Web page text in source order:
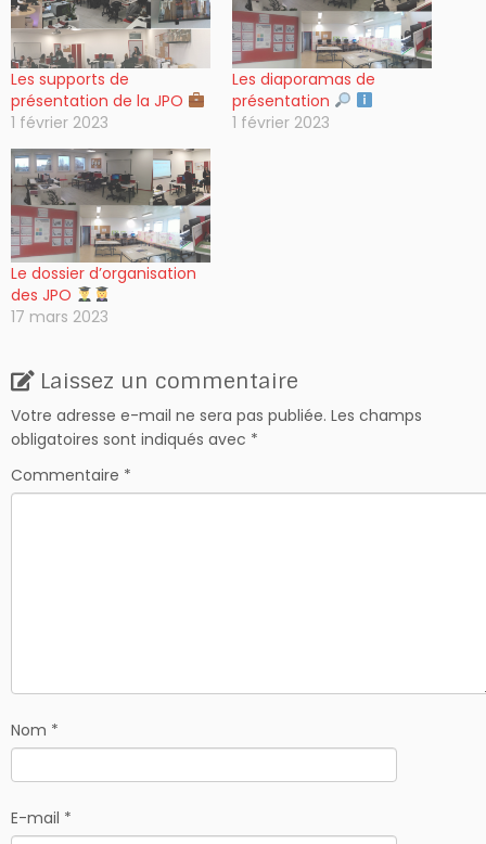
Les supports de
présentation de la JPO
1 février 2023
Les diaporamas de
présentation
1 février 2023
Le dossier d’organisation
des JPO
17 mars 2023
Laissez un commentaire
Votre adresse e-mail ne sera pas publiée. Les champs
obligatoires sont indiqués avec *
Commentaire *
Nom *
E-mail *